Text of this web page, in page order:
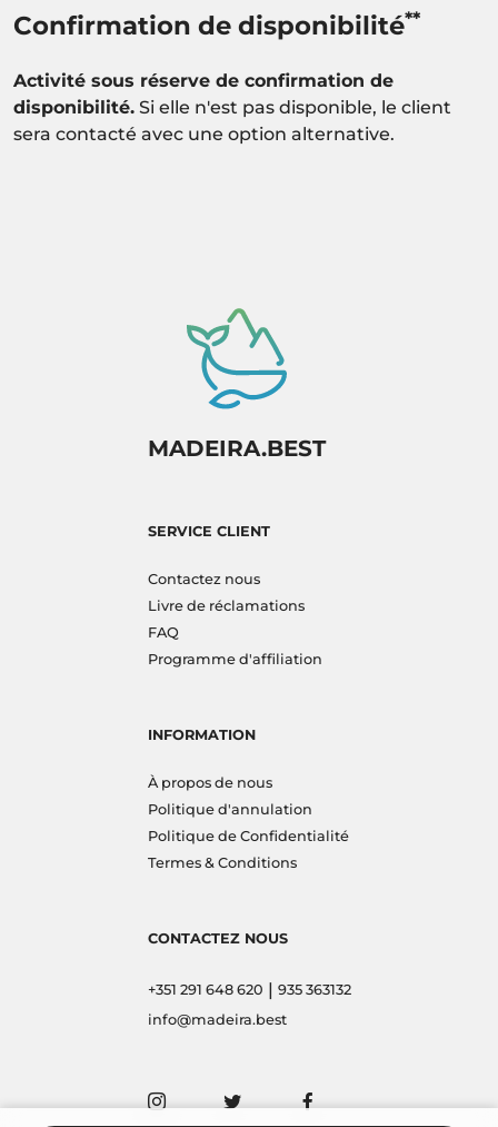
Confirmation de disponibilité**
Activité sous réserve de confirmation de
disponibilité. Si elle n'est pas disponible, le client
sera contacté avec une option alternative.
MADEIRA.BEST
SERVICE CLIENT
Contactez nous
Livre de réclamations
FAQ
Programme d'affiliation
INFORMATION
À propos de nous
Politique d'annulation
Politique de Confidentialité
Termes & Conditions
CONTACTEZ NOUS
+351 291 648 620 | 935 363132
info@madeira.best